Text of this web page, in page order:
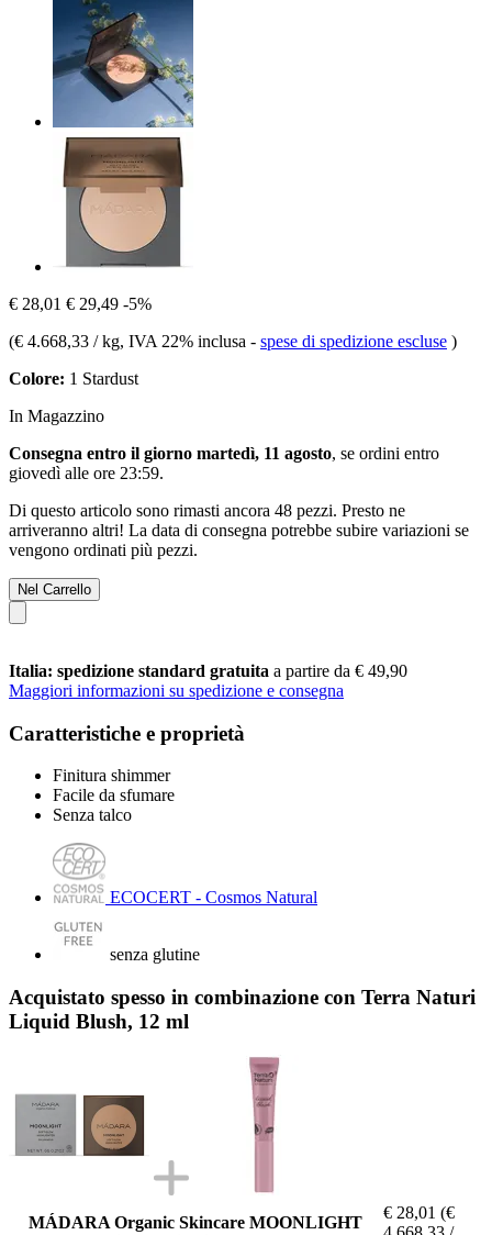
€ 28,01 € 29,49 -5%
(€ 4.668,33 / kg, IVA 22% inclusa - spese di spedizione escluse )
Colore: 1 Stardust
In Magazzino
Consegna entro il giorno martedì, 11 agosto, se ordini entro
giovedì alle ore 23:59.
Di questo articolo sono rimasti ancora 48 pezzi. Presto ne
arriveranno altri! La data di consegna potrebbe subire variazioni se
vengono ordinati più pezzi.
Nel Carrello
Italia: spedizione standard gratuita a partire da € 49,90
Maggiori informazioni su spedizione e consegna
Caratteristiche e proprietà
Finitura shimmer
Facile da sfumare
Senza talco
ECOCERT - Cosmos Natural
senza glutine
Acquistato spesso in combinazione con Terra Naturi
Liquid Blush, 12 ml
MÁDARA Organic Skincare MOONLIGHT
€ 28,01 (€